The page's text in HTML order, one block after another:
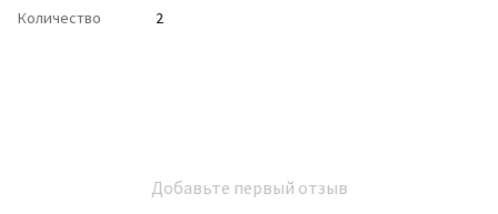
Количество
2
Добавьте первый отзыв